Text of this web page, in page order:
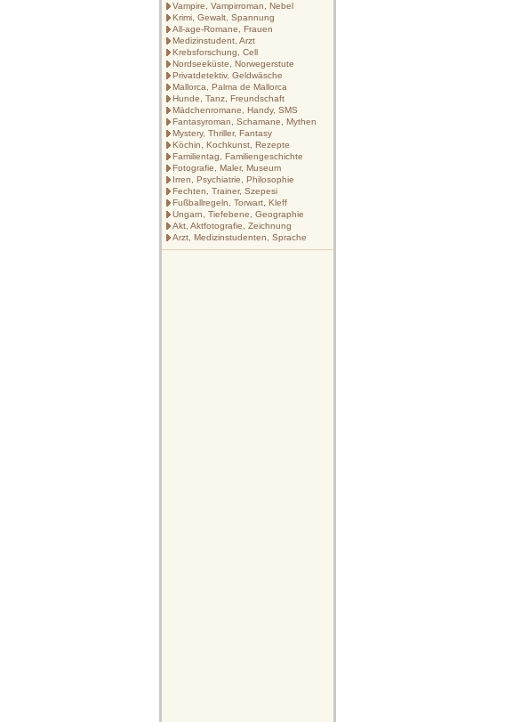
Vampire, Vampirroman, Nebel
Krimi, Gewalt, Spannung
All-age-Romane, Frauen
Medizinstudent, Arzt
Krebsforschung, Cell
Nordseeküste, Norwegerstute
Privatdetektiv, Geldwäsche
Mallorca, Palma de Mallorca
Hunde, Tanz, Freundschaft
Mädchenromane, Handy, SMS
Fantasyroman, Schamane, Mythen
Mystery, Thriller, Fantasy
Köchin, Kochkunst, Rezepte
Familientag, Familiengeschichte
Fotografie, Maler, Museum
Irren, Psychiatrie, Philosophie
Fechten, Trainer, Szepesi
Fußballregeln, Torwart, Kleff
Ungarn, Tiefebene, Geographie
Akt, Aktfotografie, Zeichnung
Arzt, Medizinstudenten, Sprache